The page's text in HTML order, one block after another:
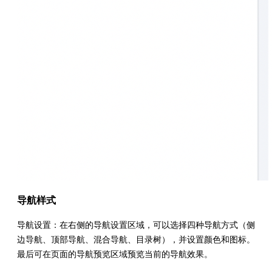
导航样式
导航设置：在右侧的导航设置区域，可以选择四种导航方式（侧
边导航、顶部导航、混合导航、目录树），并设置颜色和图标。
最后可在页面的导航预览区域预览当前的导航效果。